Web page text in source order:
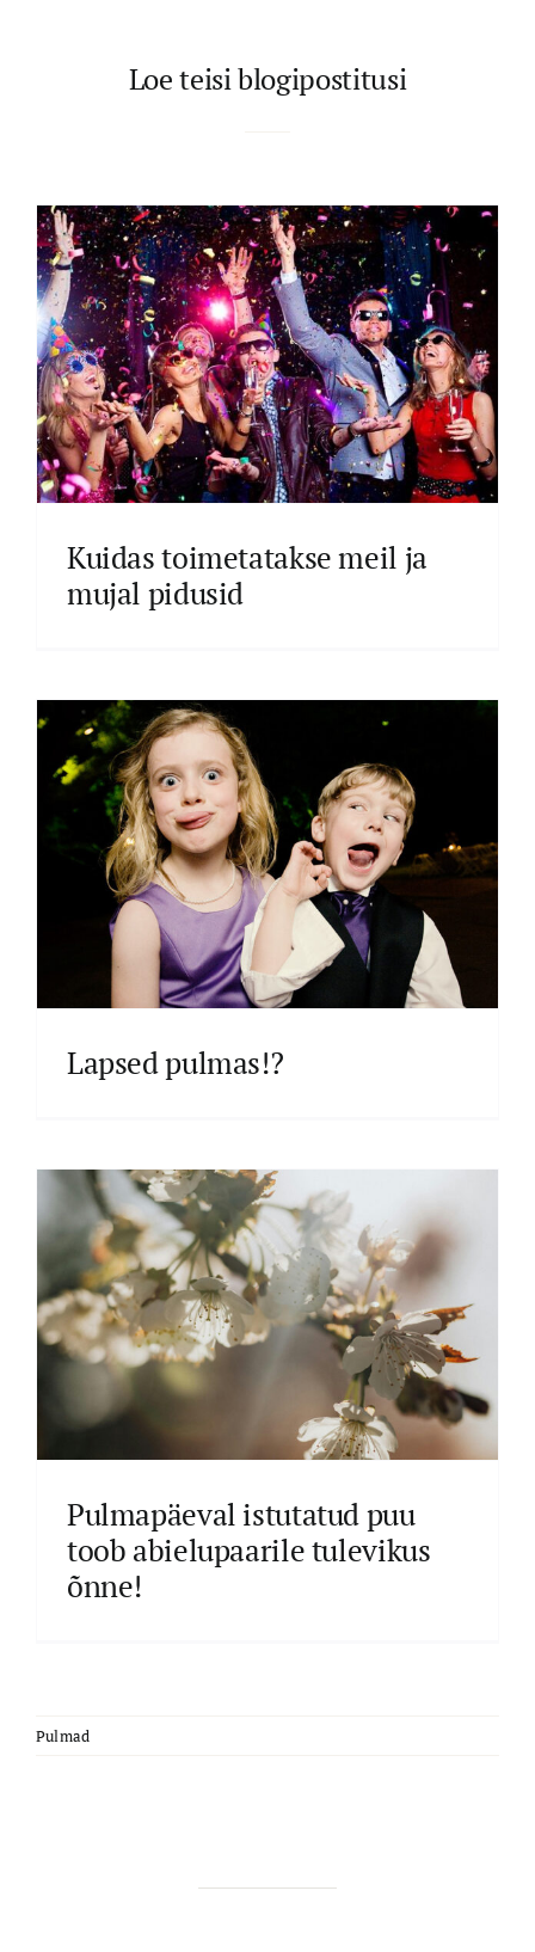
Loe teisi blogipostitusi
Kuidas toimetatakse meil ja
mujal pidusid
Lapsed pulmas!?
Pulmapäeval istutatud puu
toob abielupaarile tulevikus
õnne!
Pulmad